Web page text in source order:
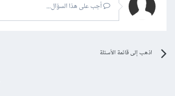
أجب على هذا السؤال...
اذهب إلى قائمة الأسئلة